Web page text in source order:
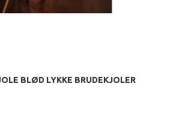
BLØD LYKKE BRUDEKJOLER